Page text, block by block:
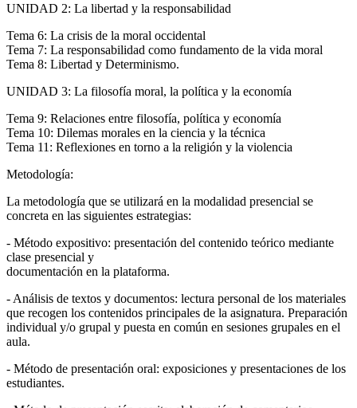
UNIDAD 2: La libertad y la responsabilidad
Tema 6: La crisis de la moral occidental
Tema 7: La responsabilidad como fundamento de la vida moral
Tema 8: Libertad y Determinismo.
UNIDAD 3: La filosofía moral, la política y la economía
Tema 9: Relaciones entre filosofía, política y economía
Tema 10: Dilemas morales en la ciencia y la técnica
Tema 11: Reflexiones en torno a la religión y la violencia
Metodología:
La metodología que se utilizará en la modalidad presencial se
concreta en las siguientes estrategias:
- Método expositivo: presentación del contenido teórico mediante
clase presencial y
documentación en la plataforma.
- Análisis de textos y documentos: lectura personal de los materiales
que recogen los contenidos principales de la asignatura. Preparación
individual y/o grupal y puesta en común en sesiones grupales en el
aula.
- Método de presentación oral: exposiciones y presentaciones de los
estudiantes.